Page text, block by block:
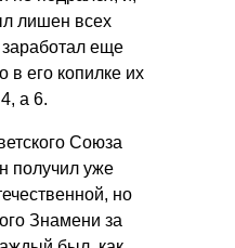
лишен всех
еще
в его копилке их
а 6.
Союза
получил уже
но
Знамени за